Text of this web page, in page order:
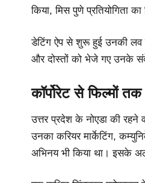
किया, मिस पुणे प्रतियोगिता
डेटिंग ऐप से शुरू हुई उनकी लव
और दोस्तों को भेजे गए उनके
कॉर्पोरेट से फिल्मों तक
उत्तर प्रदेश के नोएडा की रहने
उनका करियर मार्केटिंग,
अभिनय भी किया था। इसके